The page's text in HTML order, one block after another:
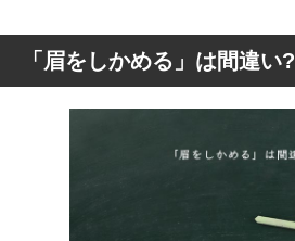
「眉をしかめる」は間違い?